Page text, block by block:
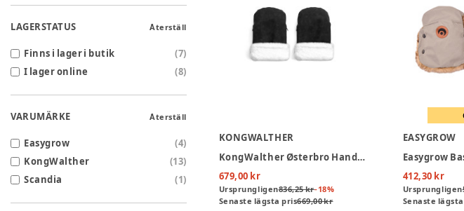
LAGERSTATUS Återställ
Finns i lager i butik (7)
I lager online
(8)
VARUMÄRKE Återställ
Easygrow (4)
KongWalther
(13)
Scandia
(1)
KONGWALTHER
KongWalther Østerbro Handvärmare Konstmocka - Black
679,00 kr
Ursprungligen836,25 kr-18%
Senaste lägsta pris669,00 kr
EASYGROW
412,30 kr
Ursprungligen
Senaste